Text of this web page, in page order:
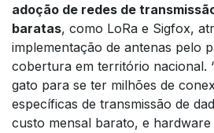
adoção de redes de
baratas, como LoRa e Sigfox,
implementação de antenas pelo
cobertura em território nacional.
gato para se ter milhões de
específicas de transmissão de
custo mensal barato, e hardware